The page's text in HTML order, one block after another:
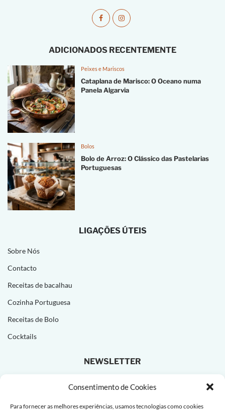
Consentimento de Cookies
Para fornecer as melhores experiências, usamos tecnologias como cookies
ADICIONADOS RECENTEMENTE
Peixes e Mariscos
Cataplana de Marisco: O Oceano numa
Panela Algarvia
Bolos
Bolo de Arroz: O Clássico das Pastelarias
Portuguesas
LIGAÇÕES ÚTEIS
Sobre Nós
Contacto
Receitas de bacalhau
Cozinha Portuguesa
Receitas de Bolo
Cocktails
NEWSLETTER
Subscreva e receba novas receitas todas as semanas!